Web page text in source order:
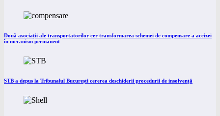
Două asociații ale transportatorilor cer transformarea schemei de compensare a accizei
în mecanism permanent
STB a depus la Tribunalul București cererea deschiderii procedurii de insolvență